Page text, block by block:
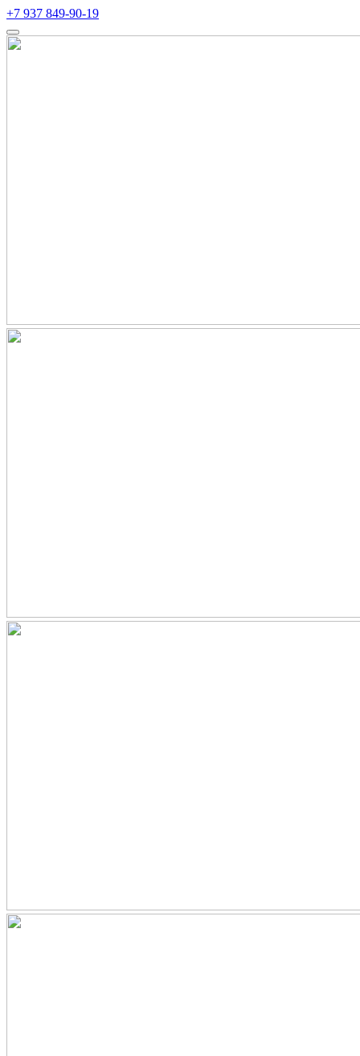
+7 937 849-90-19